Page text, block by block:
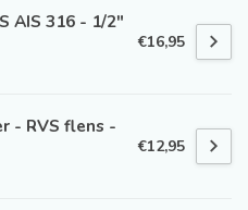
AIS 316 - 1/2"
€16,95
- RVS flens -
€12,95